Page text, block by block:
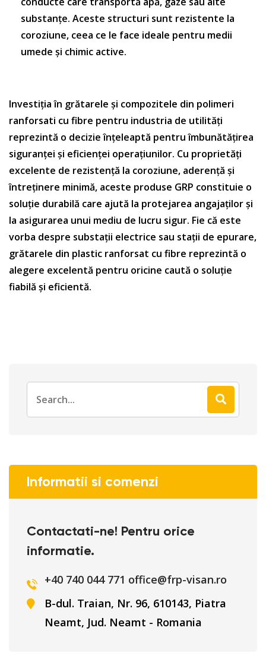
substanțe. Aceste structuri sunt rezistente la
coroziune, ceea ce le face ideale pentru medii
umede și chimic active.
Investiția în grătarele și compozitele din polimeri
ranforsati cu fibre pentru industria de utilități
reprezintă o decizie înțeleaptă pentru îmbunătățirea
siguranței și eficienței operațiunilor. Cu proprietăți
excelente de rezistență la coroziune, aderență și
întreținere minimă, aceste produse GRP constituie o
soluție durabilă care ajută la protejarea angajaților și
la asigurarea unui mediu de lucru sigur. Fie că este
vorba despre substații electrice sau stații de epurare,
grătarele din plastic ranforsat cu fibre reprezintă o
alegere excelentă pentru oricine caută o soluție
fiabilă și eficientă.
Informatii si comenzi
Contactati-ne! Pentru orice
informatie.
+40 740 044 771 office@frp-visan.ro
B-dul. Traian, Nr. 96, 610143, Piatra
Neamt, Jud. Neamt - Romania